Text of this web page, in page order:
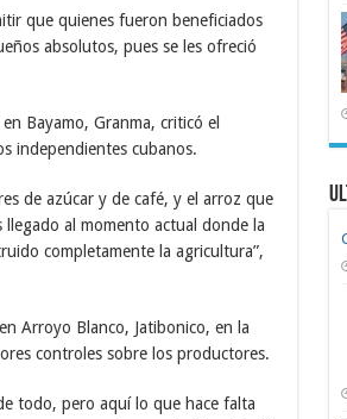
que quienes fueron beneficiados
absolutos, pues se les ofreció
Bayamo, Granma, criticó el
independientes cubanos.
de azúcar y de café, y el arroz que
llegado al momento actual donde la
completamente la agricultura”,
Arroyo Blanco, Jatibonico, en la
controles sobre los productores.
todo, pero aquí lo que hace falta